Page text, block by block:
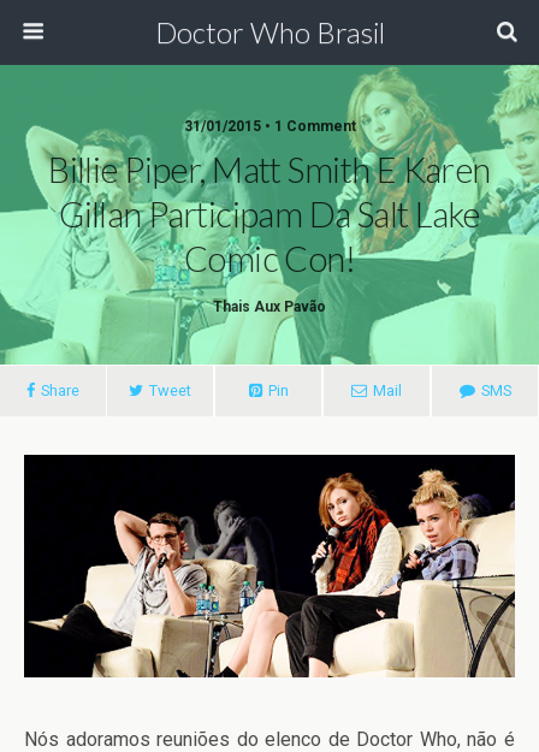
Doctor Who Brasil
31/01/2015 • 1 Comment
Billie Piper, Matt Smith E Karen
Gillan Participam Da Salt Lake
Comic Con!
Thais Aux Pavão
Share Tweet Pin Mail SMS
Nós adoramos reuniões do elenco de Doctor Who, não é